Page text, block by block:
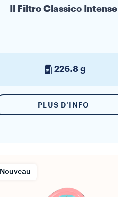
Il Filtro Classico Intense
226.8 g
PLUS D’INFO
Nouveau